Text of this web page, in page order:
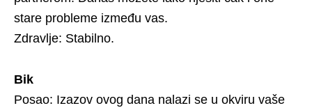
stare probleme između vas.
Zdravlje: Stabilno.
Bik
Posao: Izazov ovog dana nalazi se u okviru vaše